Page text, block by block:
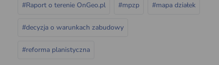
#Raport o terenie OnGeo.pl #mpzp #mapa działek
#decyzja o warunkach zabudowy
#reforma planistyczna